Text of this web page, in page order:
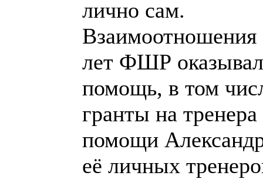
лично сам.
лет ФШР
помощь, в том
гранты на
помощи
её личных